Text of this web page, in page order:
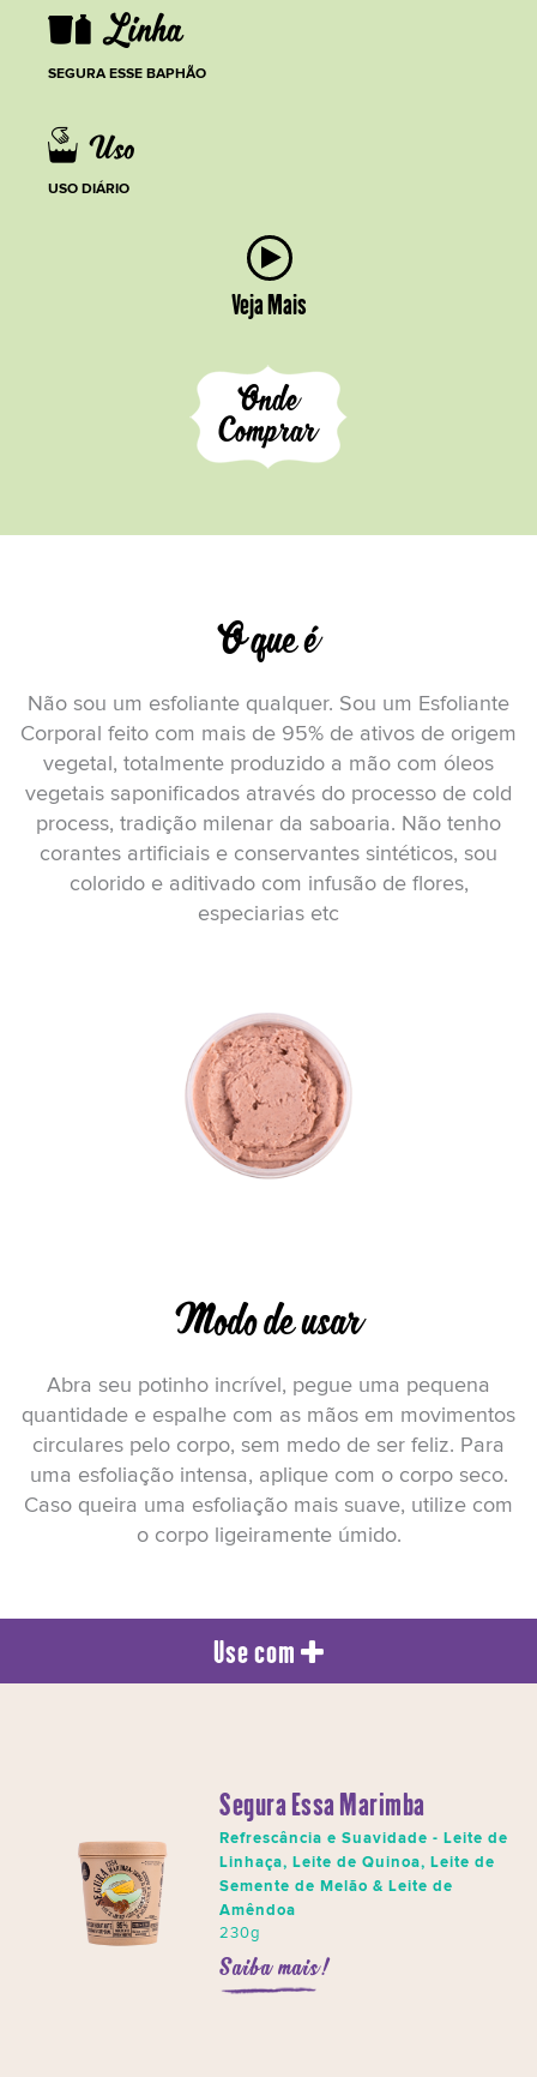
SEGURA ESSE BAPHÃO
USO DIÁRIO
Veja Mais
Onde
Comprar
O que é
Não sou um esfoliante qualquer. Sou um Esfoliante
Corporal feito com mais de 95% de ativos de origem
vegetal, totalmente produzido a mão com óleos
vegetais saponificados através do processo de cold
process, tradição milenar da saboaria. Não tenho
corantes artificiais e conservantes sintéticos, sou
colorido e aditivado com infusão de flores,
especiarias etc
Modo de usar
Abra seu potinho incrível, pegue uma pequena
quantidade e espalhe com as mãos em movimentos
circulares pelo corpo, sem medo de ser feliz. Para
uma esfoliação intensa, aplique com o corpo seco.
Caso queira uma esfoliação mais suave, utilize com
o corpo ligeiramente úmido.
Use com
Segura Essa Marimba
Refrescância e Suavidade - Leite de
Linhaça, Leite de Quinoa, Leite de
Semente de Melão & Leite de
Amêndoa
230g
Saiba mais!